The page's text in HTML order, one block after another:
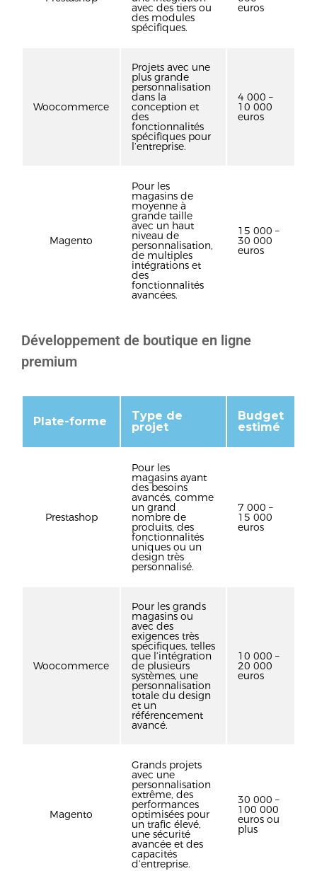
avec des tiers ou
des modules
spécifiques.
euros
Woocommerce
Projets avec une
plus grande
personnalisation
dans la
conception et
des
fonctionnalités
spécifiques pour
l’entreprise.
4 000 –
10 000
euros
Magento
Pour les
magasins de
moyenne à
grande taille
avec un haut
niveau de
personnalisation,
de multiples
intégrations et
des
fonctionnalités
avancées.
15 000 –
30 000
euros
Développement de boutique en ligne
premium
Plate-forme
Type de
projet
Budget
estimé
Prestashop
Pour les
magasins ayant
des besoins
avancés, comme
un grand
nombre de
produits, des
fonctionnalités
uniques ou un
design très
personnalisé.
7 000 –
15 000
euros
Woocommerce
Pour les grands
magasins ou
avec des
exigences très
spécifiques, telles
que l’intégration
de plusieurs
systèmes, une
personnalisation
totale du design
et un
référencement
avancé.
10 000 –
20 000
euros
Magento
Grands projets
avec une
personnalisation
extrême, des
performances
optimisées pour
un trafic élevé,
une sécurité
avancée et des
capacités
d’entreprise.
30 000 –
100 000
euros ou
plus